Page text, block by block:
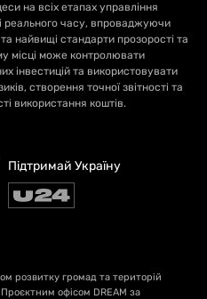
на всіх етапах управління
реального часу, впроваджуючи
найвищі стандарти прозорості та
місці може контролювати
інвестицій та використовувати
створення точної звітності та
використання коштів.
Підтримай Україну
розвитку громад та територій
офісом DREAM за